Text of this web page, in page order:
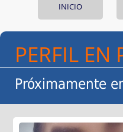
INICIO
PERFIL EN
Próximamente